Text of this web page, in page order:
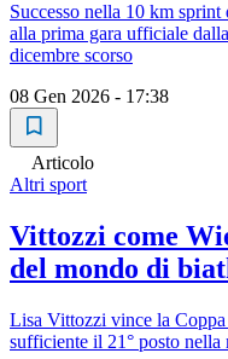
Successo nella 10 km
alla prima gara ufficiale
dicembre scorso
08 Gen 2026 - 17:38
Articolo
Altri sport
Vittozzi come
del mondo di
Lisa Vittozzi vince la
sufficiente il 21° posto nella